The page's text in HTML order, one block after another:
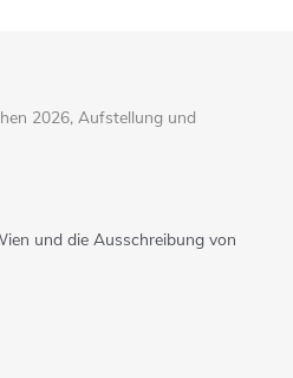
2026, Aufstellung und
und die Ausschreibung von